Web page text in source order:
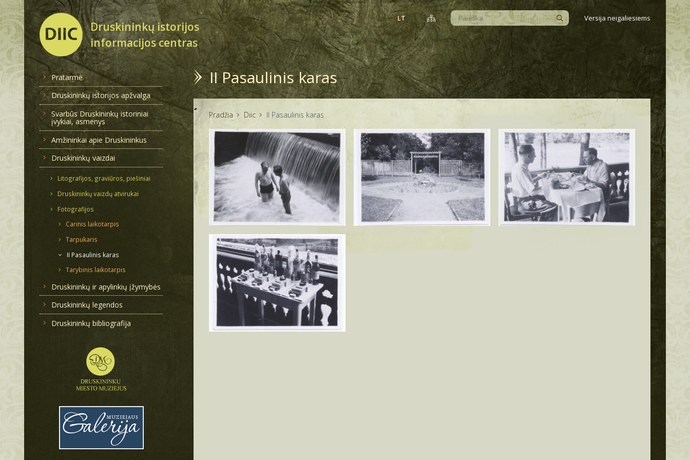
Druskininkų istorijos
informacijos centras
LT Versija neigaliesiems
Pratarmė
Druskininkų istorijos apžvalga
Svarbūs Druskininkų istoriniai
įvykiai, asmenys
Amžininkai apie Druskininkus
Druskininkų vaizdai
Litografijos, graviūros, piešiniai
Druskininkų vaizdų atvirukai
Fotografijos
Carinis laikotarpis
Tarpukaris
II Pasaulinis karas
Tarybinis laikotarpis
Druskininkų ir apylinkių įžymybės
Druskininkų legendos
Druskininkų bibliografija
II Pasaulinis karas
Pradžia Diic II Pasaulinis karas